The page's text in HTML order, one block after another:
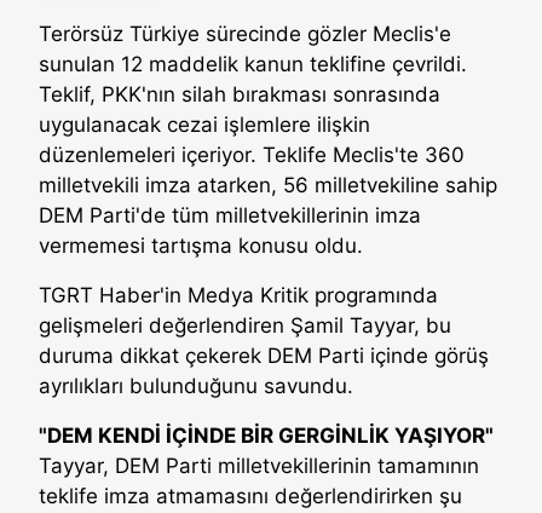
Terörsüz Türkiye sürecinde gözler Meclis'e
sunulan 12 maddelik kanun teklifine çevrildi.
Teklif, PKK'nın silah bırakması sonrasında
uygulanacak cezai işlemlere ilişkin
düzenlemeleri içeriyor. Teklife Meclis'te 360
milletvekili imza atarken, 56 milletvekiline sahip
DEM Parti'de tüm milletvekillerinin imza
vermemesi tartışma konusu oldu.
TGRT Haber'in Medya Kritik programında
gelişmeleri değerlendiren Şamil Tayyar, bu
duruma dikkat çekerek DEM Parti içinde görüş
ayrılıkları bulunduğunu savundu.
"DEM KENDİ İÇİNDE BİR GERGİNLİK YAŞIYOR"
Tayyar, DEM Parti milletvekillerinin tamamının
teklife imza atmamasını değerlendirirken şu